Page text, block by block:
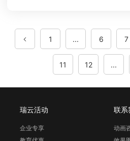
1 ... 6 7
11 12 ...
瑞云活动
企业专享
联系
动画